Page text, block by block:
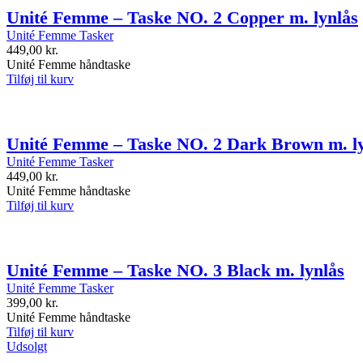
Unité Femme – Taske NO. 2 Copper m. lynlås
Unité Femme Tasker
449,00 kr.
Unité Femme håndtaske
Tilføj til kurv
Unité Femme – Taske NO. 2 Dark Brown m.
Unité Femme Tasker
449,00 kr.
Unité Femme håndtaske
Tilføj til kurv
Unité Femme – Taske NO. 3 Black m. lynlås
Unité Femme Tasker
399,00 kr.
Unité Femme håndtaske
Tilføj til kurv
Udsolgt